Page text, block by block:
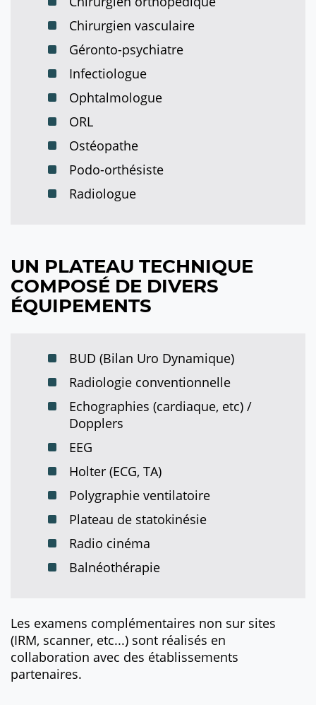
Chirurgien vasculaire
Géronto-psychiatre
Infectiologue
Ophtalmologue
ORL
Ostéopathe
Podo-orthésiste
Radiologue
UN PLATEAU TECHNIQUE
COMPOSÉ DE DIVERS
ÉQUIPEMENTS
BUD (Bilan Uro Dynamique)
Radiologie conventionnelle
Echographies (cardiaque, etc) /
Dopplers
EEG
Holter (ECG, TA)
Polygraphie ventilatoire
Plateau de statokinésie
Radio cinéma
Balnéothérapie
Les examens complémentaires non sur sites
(IRM, scanner, etc...) sont réalisés en
collaboration avec des établissements
partenaires.